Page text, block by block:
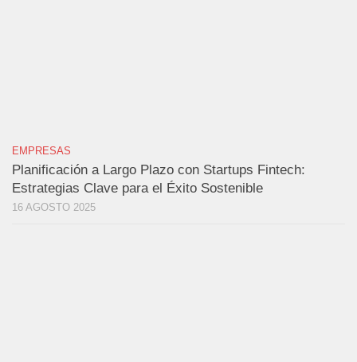
EMPRESAS
Planificación a Largo Plazo con Startups Fintech:
Estrategias Clave para el Éxito Sostenible
16 AGOSTO 2025